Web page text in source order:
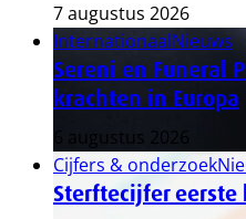
7 augustus 2026
InternationaalNieuws
Sereni en Funeral
krachten in Europa
6 augustus 2026
Cijfers & onderzoek
Sterftecijfer eerste